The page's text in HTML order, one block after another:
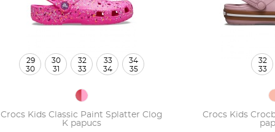
Crocs Kids Classic Paint Splatter Clog
K papucs
29
30
30
31
32
33
33
34
34
35
Crocs Kids
32
33